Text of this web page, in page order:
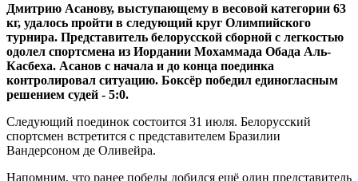
Дмитрию Асанову, выступающему в весовой категории 63
кг, удалось пройти в следующий круг Олимпийского
турнира. Представитель белорусской сборной с легкостью
одолел спортсмена из Иордании Мохаммада Обада Аль-
Касбеха. Асанов с начала и до конца поединка
контролировал ситуацию. Боксёр победил единогласным
решением судей - 5:0.
Следующий поединок состоится 31 июля. Белорусский
спортсмен встретится с представителем Бразилии
Вандерсоном де Оливейра.
Напомним, что ранее победы добился ещё один представитель